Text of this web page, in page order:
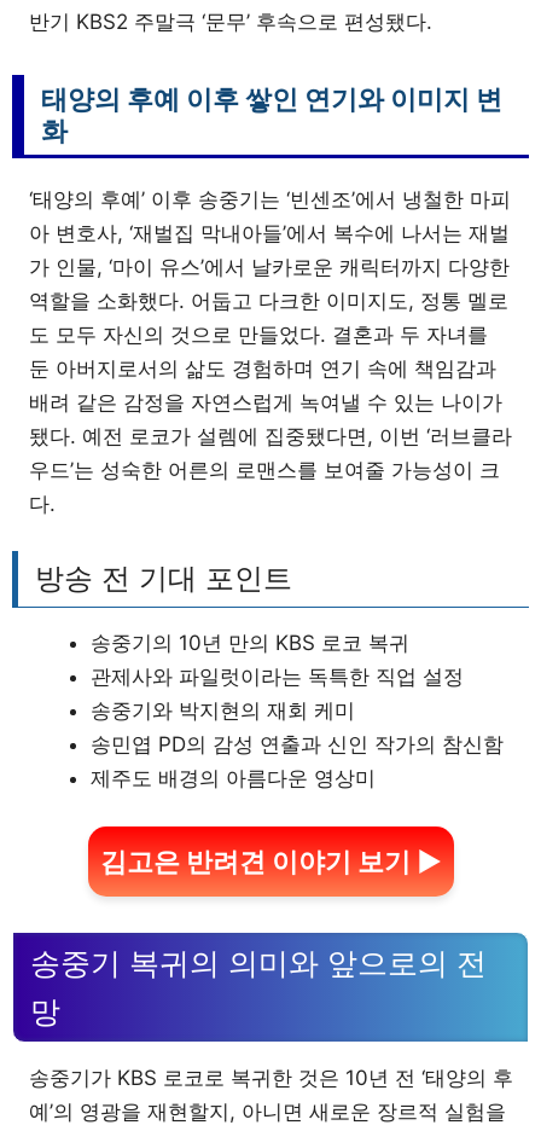
반기 KBS2 주말극 ‘문무’ 후속으로 편성됐다.
태양의 후예 이후 쌓인 연기와 이미지 변
화
‘태양의 후예’ 이후 송중기는 ‘빈센조’에서 냉철한 마피
아 변호사, ‘재벌집 막내아들’에서 복수에 나서는 재벌
가 인물, ‘마이 유스’에서 날카로운 캐릭터까지 다양한
역할을 소화했다. 어둡고 다크한 이미지도, 정통 멜로
도 모두 자신의 것으로 만들었다. 결혼과 두 자녀를
둔 아버지로서의 삶도 경험하며 연기 속에 책임감과
배려 같은 감정을 자연스럽게 녹여낼 수 있는 나이가
됐다. 예전 로코가 설렘에 집중됐다면, 이번 ‘러브클라
우드’는 성숙한 어른의 로맨스를 보여줄 가능성이 크
다.
방송 전 기대 포인트
송중기의 10년 만의 KBS 로코 복귀
관제사와 파일럿이라는 독특한 직업 설정
송중기와 박지현의 재회 케미
송민엽 PD의 감성 연출과 신인 작가의 참신함
제주도 배경의 아름다운 영상미
김고은 반려견 이야기 보기 ▶
송중기 복귀의 의미와 앞으로의 전
망
송중기가 KBS 로코로 복귀한 것은 10년 전 ‘태양의 후
예’의 영광을 재현할지, 아니면 새로운 장르적 실험을